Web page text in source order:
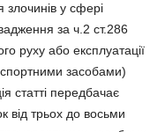
злочинів у сфері
за ч.2 ст.286
руху або експлуатації
засобами)
статті передбачає
від трьох до восьми